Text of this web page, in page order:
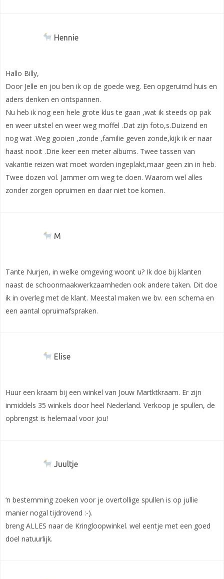
Hennie
Hallo Billy,
Door Jelle en jou ben ik op de goede weg. Een opgeruimd huis en
aders denken en ontspannen.
Nu heb ik nog een hele grote klus te gaan ,wat ik steeds op pak
en weer uitstel en weer weg moffel .Dat zijn foto,s.Duizend en
nog wat .Weg gooien ,zonde ,familie geven zonde,kijk ik er naar
haast nooit .Drie keer een meter albums. Twee tassen van
vakantie reizen wat moet worden ingeplakt,maar geen zin in heb.
Twee dozen vol. Jammer om weg te doen. Waarom wel alles
zonder zorgen opruimen en daar niet toe komen.
M
Tante Nurjen, in welke omgeving woont u? Ik doe bij klanten
naast de schoonmaakwerkzaamheden ook andere taken. Dit doe
ik in overleg met de klant. Meestal maken we bv. een schema en
een aantal opruimafspraken.
Elise
Huur een kraam bij een winkel van Jouw Martktkraam. Er zijn
inmiddels 35 winkels door heel Nederland. Verkoop je spullen, de
opbrengst is helemaal voor jou!
Juultje
‘n bestemming zoeken voor je overtollige spullen is op jullie
manier nogal tijdrovend :-).
breng ALLES naar de Kringloopwinkel. wel eentje met een goed
doel natuurlijk.